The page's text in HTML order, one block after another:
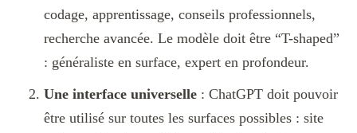
codage, apprentissage, conseils professionnels,
recherche avancée. Le modèle doit être “T-shaped”
: généraliste en surface, expert en profondeur.
Une interface universelle : ChatGPT doit pouvoir
être utilisé sur toutes les surfaces possibles : site